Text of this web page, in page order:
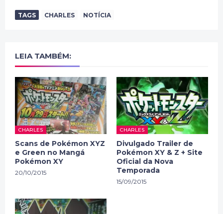
TAGS CHARLES NOTÍCIA
LEIA TAMBÉM:
CHARLES
Scans de Pokémon XYZ
e Green no Mangá
Pokémon XY
20/10/2015
CHARLES
Divulgado Trailer de
Pokémon XY & Z + Site
Oficial da Nova
Temporada
15/09/2015